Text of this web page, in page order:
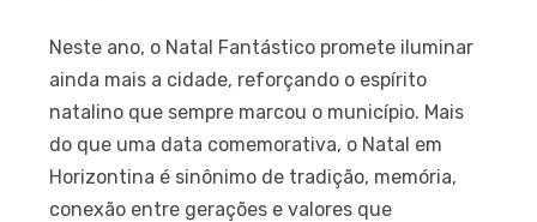
Neste ano, o Natal Fantástico promete iluminar
ainda mais a cidade, reforçando o espírito
natalino que sempre marcou o município. Mais
do que uma data comemorativa, o Natal em
Horizontina é sinônimo de tradição, memória,
conexão entre gerações e valores que